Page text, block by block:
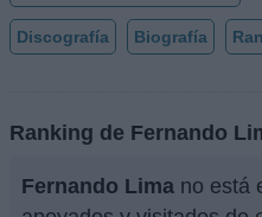
Discografía Biografía
Ranking de Fernando
Fernando Lima no está